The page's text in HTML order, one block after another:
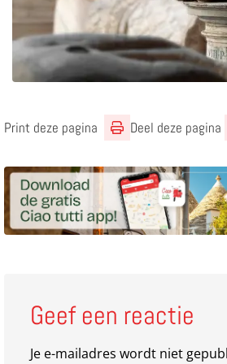
Print deze pagina
Deel deze pagina
Geef een reactie
Je e-mailadres wordt niet